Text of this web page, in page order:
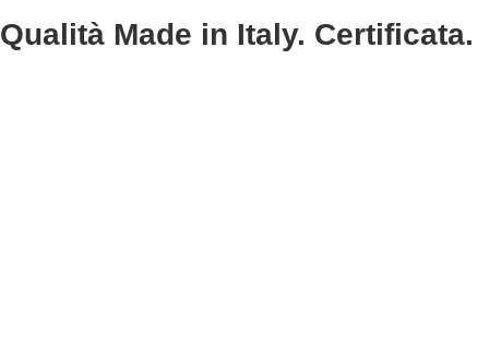
Qualità Made in Italy. Certificata.